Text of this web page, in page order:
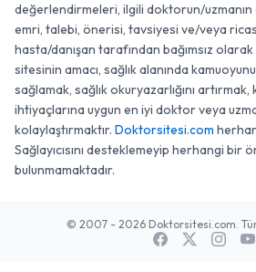
değerlendirmeleri, ilgili doktorun/uzmanın
emri, talebi, önerisi, tavsiyesi ve/veya
hasta/danışan tarafından bağımsız olarak
sitesinin amacı, sağlık alanında
sağlamak, sağlık okuryazarlığını artırmak,
ihtiyaçlarına uygun en iyi doktor veya
kolaylaştırmaktır. Doktorsitesi.com
Sağlayıcısını desteklemeyip herhangi bir
bulunmamaktadır.
© 2007 - 2026 Doktorsitesi.com. Tüm